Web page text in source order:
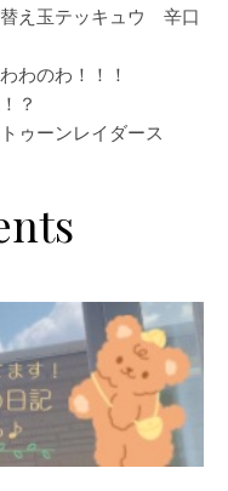
え玉テッキュウ 辛口
わのわ！！！
？
ゥーンレイダース